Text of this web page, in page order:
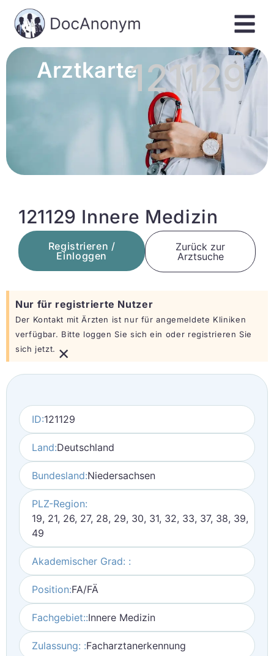
Arztkarte121129
121129 Innere Medizin
Registrieren /
Einloggen
Zurück zur
Arztsuche
Nur für registrierte Nutzer
Der Kontakt mit Ärzten ist nur für angemeldete Kliniken
verfügbar. Bitte loggen Sie sich ein oder registrieren Sie
sich jetzt. ×
ID:121129
Land:Deutschland
Bundesland:Niedersachsen
PLZ-Region:
19, 21, 26, 27, 28, 29, 30, 31, 32, 33, 37, 38, 39,
49
Akademischer Grad: :
Position:FA/FÄ
Fachgebiet::Innere Medizin
Zulassung: :Facharztanerkennung